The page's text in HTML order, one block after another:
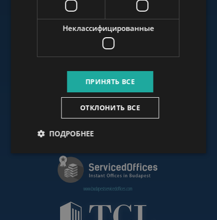
www.budapestoffices.net
www.budapestpropertysellers.com
www.budapestservicedoffices.com
Неклассифицированные
ПРИНЯТЬ ВСЕ
ОТКЛОНИТЬ ВСЕ
ПОДРОБНЕЕ